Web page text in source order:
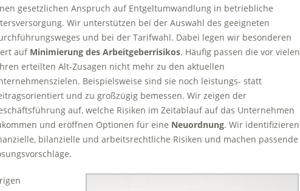
gesetzlichen Anspruch auf Entgeltumwandlung in betriebliche
Wir unterstützen bei der Auswahl des geeigneten
und bei der Tarifwahl. Dabei legen wir besonderen
auf Minimierung des Arbeitgeberrisikos. Häufig passen die vor vielen
erteilten Alt-Zusagen nicht mehr zu den aktuellen
Beispielsweise sind sie noch leistungs- statt
und zu großzügig bemessen. Wir zeigen der
auf, welche Risiken im Zeitablauf auf das Unternehmen
und eröffnen Optionen für eine Neuordnung. Wir identifizieren
bilanzielle und arbeitsrechtliche Risiken und machen passende